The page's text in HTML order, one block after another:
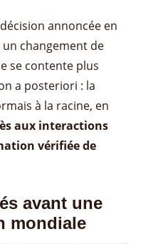
annoncée en
changement de
se contente plus
a posteriori : la
à la racine, en
aux interactions
vérifiée de
avant une
mondiale